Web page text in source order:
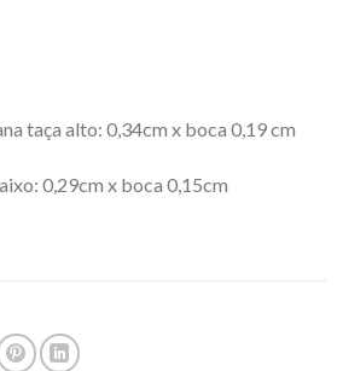
taça alto: 0,34cm x boca 0,19 cm
0,29cm x boca 0,15cm